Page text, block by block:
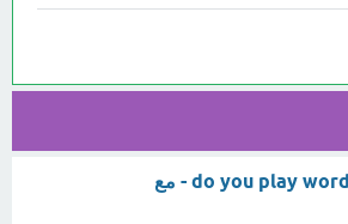
? do you play word games - مع